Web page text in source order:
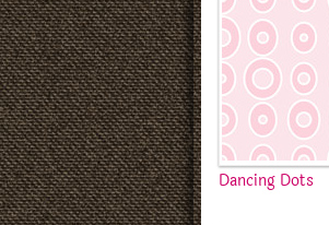
Dancing Dots